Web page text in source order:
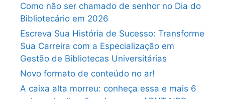
Como não ser chamado de senhor no Dia do
Bibliotecário em 2026
Escreva Sua História de Sucesso: Transforme
Sua Carreira com a Especialização em
Gestão de Bibliotecas Universitárias
Novo formato de conteúdo no ar!
A caixa alta morreu: conheça essa e mais 6